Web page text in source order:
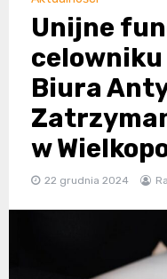
Unijne
Biura
w
22 grudnia 2024